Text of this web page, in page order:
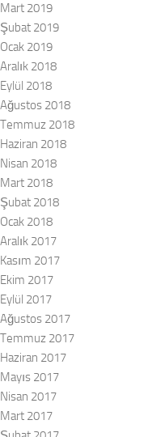
Mart 2019
Şubat 2019
Ocak 2019
Aralık 2018
Eylül 2018
Ağustos 2018
Temmuz 2018
Haziran 2018
Nisan 2018
Mart 2018
Şubat 2018
Ocak 2018
Aralık 2017
Kasım 2017
Ekim 2017
Eylül 2017
Ağustos 2017
Temmuz 2017
Haziran 2017
Mayıs 2017
Nisan 2017
Mart 2017